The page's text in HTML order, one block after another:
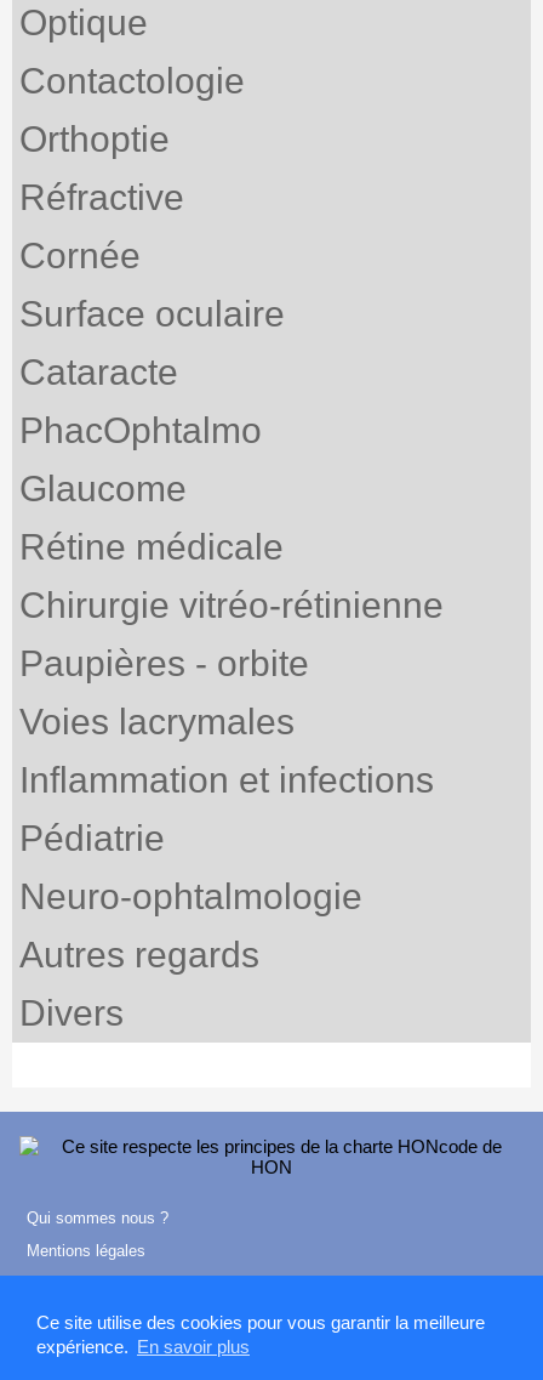
Ce site utilise des cookies pour vous garantir la meilleure
expérience. En savoir plus
Optique
Contactologie
Orthoptie
Réfractive
Cornée
Surface oculaire
Cataracte
PhacOphtalmo
Glaucome
Rétine médicale
Chirurgie vitréo-rétinienne
Paupières - orbite
Voies lacrymales
Inflammation et infections
Pédiatrie
Neuro-ophtalmologie
Autres regards
Divers
Qui sommes nous ?
Mentions légales